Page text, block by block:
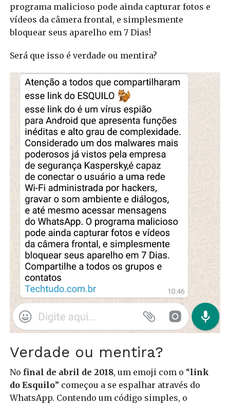
programa malicioso pode ainda capturar fotos e
vídeos da câmera frontal, e simplesmente
bloquear seus aparelho em 7 Dias!
Será que isso é verdade ou mentira?
Verdade ou mentira?
No final de abril de 2018, um emoji com o “link
do Esquilo” começou a se espalhar através do
WhatsApp. Contendo um código simples, o